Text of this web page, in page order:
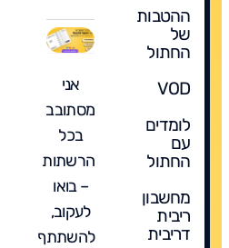
ההטבות
של
החתול
VOD
לומדים
עם
החתול
מחשבון
ריבית
דריבית
חינוך
ביתי
עולה
האמת
הכלכלית
שלא
עליה
אני
מסתובב
בכל
הרשתות
– בואו
לעקוב,
להשתתף